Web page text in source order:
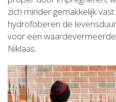
zich minder gemakkelijk
hydrofoberen de
voor een
Niklaas.